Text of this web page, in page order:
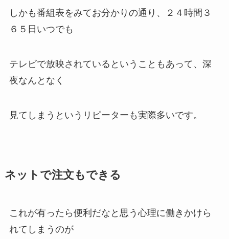
しかも番組表をみてお分かりの通り、２４時間３
６５日いつでも
テレビで放映されているということもあって、深
夜なんとなく
見てしまうというリピーターも実際多いです。
ネットで注文もできる
これが有ったら便利だなと思う心理に働きかけら
れてしまうのが